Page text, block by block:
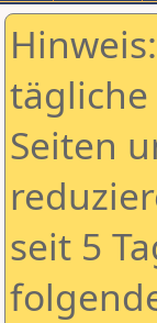
Seiten
seit 5